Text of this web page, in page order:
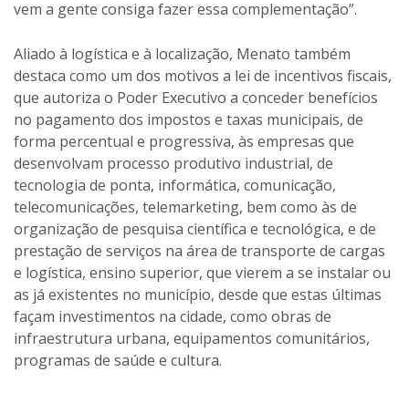
vem a gente consiga fazer essa complementação”.
Aliado à logística e à localização, Menato também
destaca como um dos motivos a lei de incentivos fiscais,
que autoriza o Poder Executivo a conceder benefícios
no pagamento dos impostos e taxas municipais, de
forma percentual e progressiva, às empresas que
desenvolvam processo produtivo industrial, de
tecnologia de ponta, informática, comunicação,
telecomunicações, telemarketing, bem como às de
organização de pesquisa científica e tecnológica, e de
prestação de serviços na área de transporte de cargas
e logística, ensino superior, que vierem a se instalar ou
as já existentes no município, desde que estas últimas
façam investimentos na cidade, como obras de
infraestrutura urbana, equipamentos comunitários,
programas de saúde e cultura.